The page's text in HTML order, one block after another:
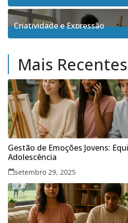
5Posts
Criatividade e Expressão
Mais Recentes
Gestão de Emoções Jovens:
Adolescência
setembro 29, 2025